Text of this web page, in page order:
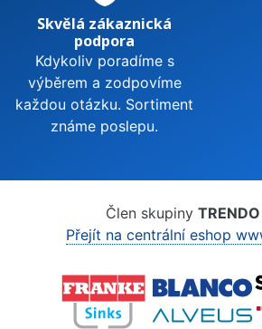
Skvělá zákaznická
podpora
Kdykoliv poradíme s
výběrem a zodpovíme
každou otázku. Sortiment
známe poslepu.
Člen skupiny
Přejít na centrální eshop